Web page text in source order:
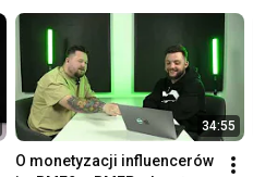
34:55
O monetyzacji influencerów